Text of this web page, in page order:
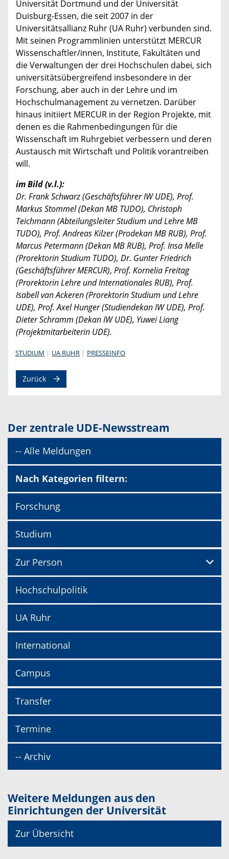
Universität Dortmund und der Universität
Duisburg-Essen, die seit 2007 in der
Universitätsallianz Ruhr (UA Ruhr) verbunden sind.
Mit seinen Programmlinien unterstützt MERCUR
Wissenschaftler/innen, Institute, Fakultäten und
die Verwaltungen der drei Hochschulen dabei, sich
universitätsübergreifend insbesondere in der
Forschung, aber auch in der Lehre und im
Hochschulmanagement zu vernetzen. Darüber
hinaus initiiert MERCUR in der Region Projekte, mit
denen es die Rahmenbedingungen für die
Wissenschaft im Ruhrgebiet verbessern und deren
Austausch mit Wirtschaft und Politik vorantreiben
will.
im Bild (v.l.):
Dr. Frank Schwarz (Geschäftsführer IW UDE), Prof.
Markus Stommel (Dekan MB TUDO), Christoph
Teichmann (Abteilungsleiter Studium und Lehre MB
TUDO), Prof. Andreas Kilzer (Prodekan MB RUB), Prof.
Marcus Petermann (Dekan MB RUB), Prof. Insa Melle
(Prorektorin Studium TUDO), Dr. Gunter Friedrich
(Geschäftsführer MERCUR), Prof. Kornelia Freitag
(Prorektorin Lehre und Internationales RUB), Prof.
Isabell van Ackeren (Prorektorin Studium und Lehre
UDE), Prof. Axel Hunger (Studiendekan IW UDE), Prof.
Dieter Schramm (Dekan IW UDE), Yuwei Liang
(Projektmitarbeiterin UDE).
STUDIUM UA RUHR PRESSEINFO
Zurück
Der zentrale UDE-Newsstream
-- Alle Meldungen
Nach Kategorien filtern:
Forschung
Studium
Zur Person
Hochschulpolitik
UA Ruhr
International
Campus
Transfer
Termine
-- Archiv
Weitere Meldungen aus den
Einrichtungen der Universität
Zur Übersicht